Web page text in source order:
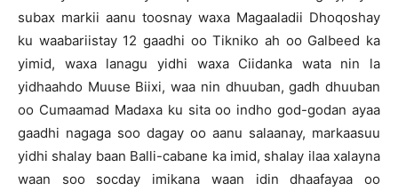
subax markii aanu toosnay waxa Magaaladii Dhoqoshay
ku waabariistay 12 gaadhi oo Tikniko ah oo Galbeed ka
yimid, waxa lanagu yidhi waxa Ciidanka wata nin la
yidhaahdo Muuse Biixi, waa nin dhuuban, gadh dhuuban
oo Cumaamad Madaxa ku sita oo indho god-godan ayaa
gaadhi nagaga soo dagay oo aanu salaanay, markaasuu
yidhi shalay baan Balli-cabane ka imid, shalay ilaa xalayna
waan soo socday imikana waan idin dhaafayaa oo